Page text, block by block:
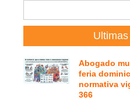
Abogado
feria
normativa
366